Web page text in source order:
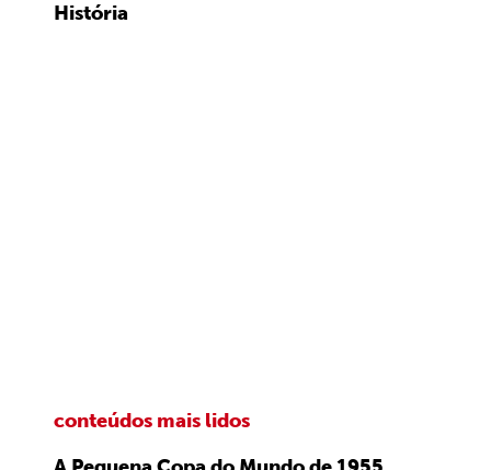
História
conteúdos mais lidos